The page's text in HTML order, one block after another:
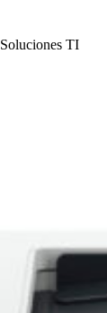
Soluciones TI